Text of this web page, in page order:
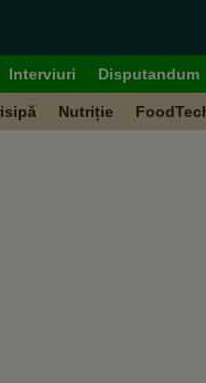
Interviuri Disputandum
Nutriție